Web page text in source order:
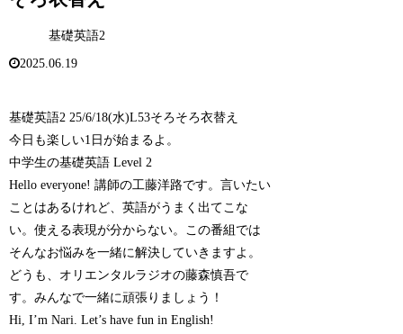
基礎英語2
2025.06.19
基礎英語2 25/6/18(水)L53そろそろ衣替え
今日も楽しい1日が始まるよ。
中学生の基礎英語 Level 2
Hello everyone! 講師の工藤洋路です。言いたい
ことはあるけれど、英語がうまく出てこな
い。使える表現が分からない。この番組では
そんなお悩みを一緒に解決していきますよ。
どうも、オリエンタルラジオの藤森慎吾で
す。みんなで一緒に頑張りましょう！
Hi, I’m Nari. Let’s have fun in English!